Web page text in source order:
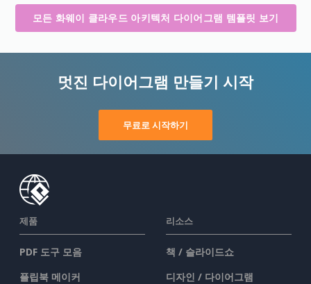
모든 화웨이 클라우드 아키텍처 다이어그램 템플릿 보기
멋진 다이어그램 만들기 시작
무료로 시작하기
제품
PDF 도구 모음
플립북 메이커
리소스
책 / 슬라이드쇼
디자인 / 다이어그램